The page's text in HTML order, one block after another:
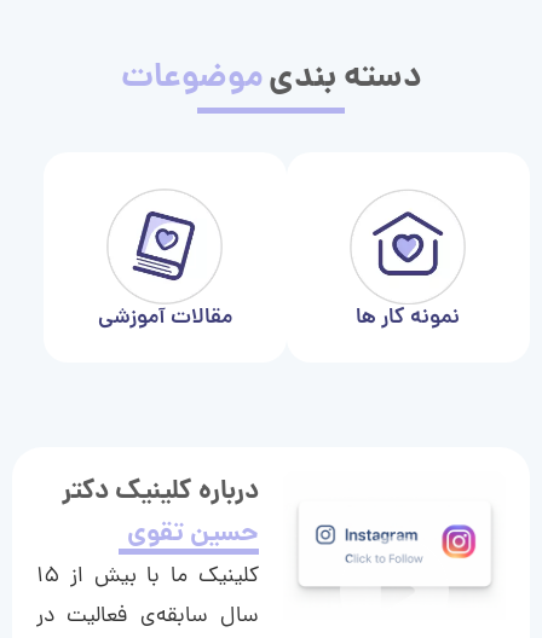
دسته بندیموضوعات
نمونه کار ها مقالات آموزشی
درباره کلینیک دکتر
حسین تقوی
کلینیک ما با بیش از ۱۵
سال سابقه‌ی فعالیت در